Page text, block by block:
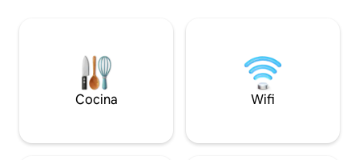
Cocina Wifi